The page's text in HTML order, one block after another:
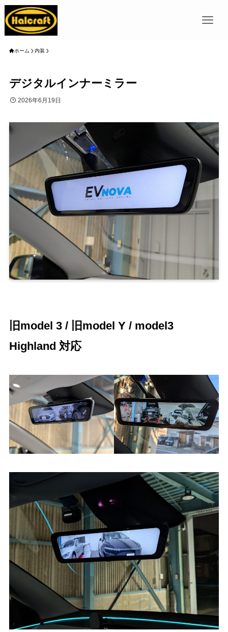
ホーム 内装
デジタルインナーミラー
2026年6月19日
旧model 3 / 旧model Y / model3
Highland 対応